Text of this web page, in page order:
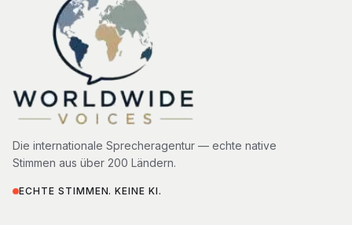
Die internationale Sprecheragentur — echte native
Stimmen aus über 200 Ländern.
ECHTE STIMMEN. KEINE KI.